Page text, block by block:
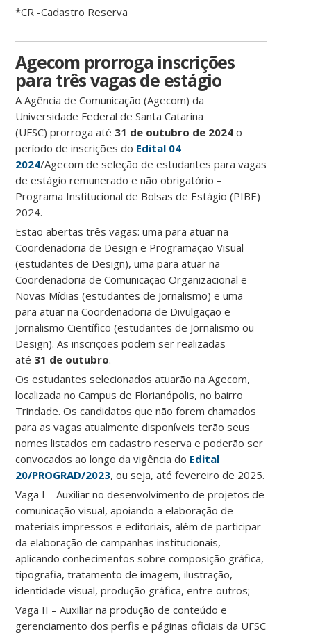
*CR -Cadastro Reserva
Agecom prorroga inscrições
para três vagas de estágio
A Agência de Comunicação (Agecom) da
Universidade Federal de Santa Catarina
(UFSC) prorroga até 31 de outubro de 2024 o
período de inscrições do Edital 04
2024/Agecom de seleção de estudantes para vagas
de estágio remunerado e não obrigatório –
Programa Institucional de Bolsas de Estágio (PIBE)
2024.
Estão abertas três vagas: uma para atuar na
Coordenadoria de Design e Programação Visual
(estudantes de Design), uma para atuar na
Coordenadoria de Comunicação Organizacional e
Novas Mídias (estudantes de Jornalismo) e uma
para atuar na Coordenadoria de Divulgação e
Jornalismo Científico (estudantes de Jornalismo ou
Design). As inscrições podem ser realizadas
até 31 de outubro.
Os estudantes selecionados atuarão na Agecom,
localizada no Campus de Florianópolis, no bairro
Trindade. Os candidatos que não forem chamados
para as vagas atualmente disponíveis terão seus
nomes listados em cadastro reserva e poderão ser
convocados ao longo da vigência do Edital
20/PROGRAD/2023, ou seja, até fevereiro de 2025.
Vaga I – Auxiliar no desenvolvimento de projetos de
comunicação visual, apoiando a elaboração de
materiais impressos e editoriais, além de participar
da elaboração de campanhas institucionais,
aplicando conhecimentos sobre composição gráfica,
tipografia, tratamento de imagem, ilustração,
identidade visual, produção gráfica, entre outros;
Vaga II – Auxiliar na produção de conteúdo e
gerenciamento dos perfis e páginas oficiais da UFSC